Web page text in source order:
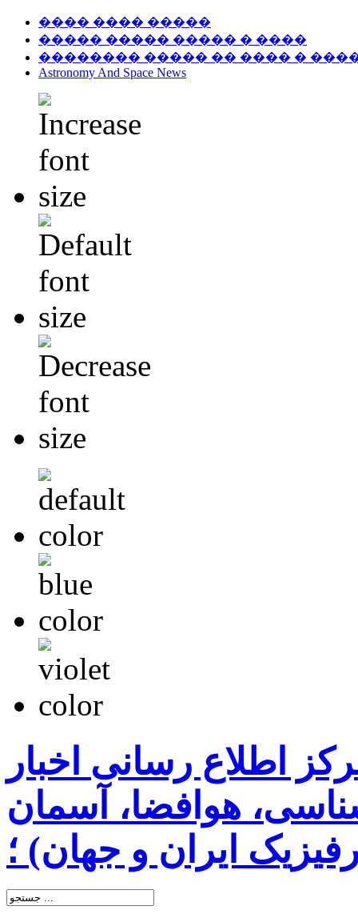
���� ���� �����
����� ����� ����� � ����
�������� ����� �� ���� �
Astronomy And Space News
اطلاع رسانی اخبار
هوافضا، آسمان
ایران و جهان) ؛